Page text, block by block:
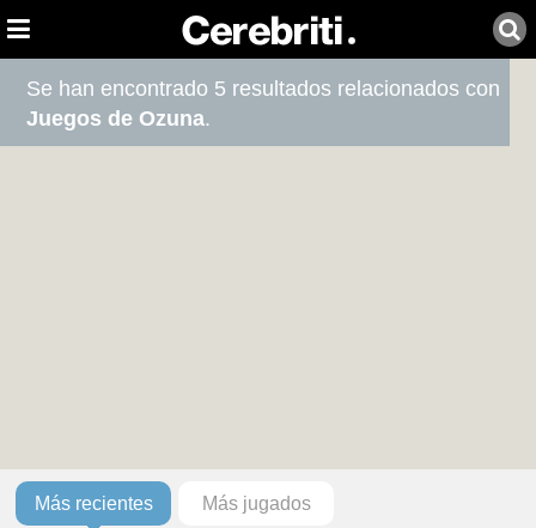
Se han encontrado 5 resultados relacionados con
Juegos de Ozuna.
Más recientes Más jugados